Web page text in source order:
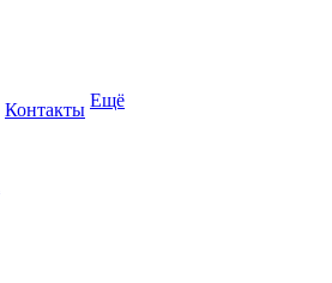
Контакты Ещё